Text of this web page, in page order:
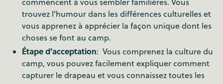
trouvez l'humour dans les différences culturelles et
vous apprenez à apprécier la façon unique dont les
choses se font au camp.
Étape d'acceptation: Vous comprenez la culture du
camp, vous pouvez facilement expliquer comment
capturer le drapeau et vous connaissez toutes les